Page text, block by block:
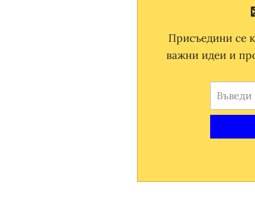
Присъедини се
важни идеи и